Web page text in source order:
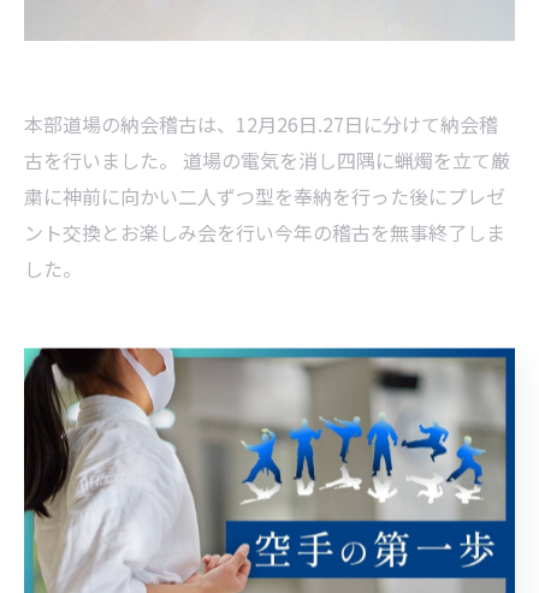
本部道場の納会稽古は、12月26日.27日に分けて納会稽
古を行いました。 道場の電気を消し四隅に蝋燭を立て厳
粛に神前に向かい二人ずつ型を奉納を行った後にプレゼ
ント交換とお楽しみ会を行い今年の稽古を無事終了しま
した。
--------------------------------------------------------------------
武道空手信龍会
住所 :宮城県仙台市太白区郡山５丁目１２−１
電話番号 :
022-308-2354
--------------------------------------------------------------------